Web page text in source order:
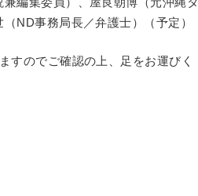
ND事務局長／弁護士）（予定）
のでご確認の上、足をお運びく